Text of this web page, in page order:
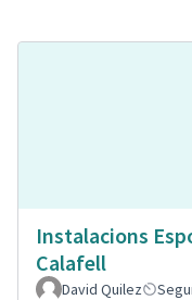
Instalacions
Calafell
David Quilez